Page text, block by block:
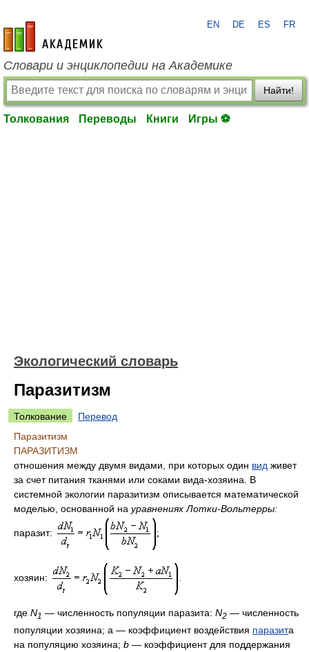
academic.ru
EN DE ES FR
Словари и энциклопедии на Академике
Найти!
Толкования Переводы Книги Игры ⚽
Экологический словарь
Паразитизм
Толкование
Перевод
Паразитизм
ПАРАЗИТИЗМ
отношения между двумя видами, при которых один вид живет
за счет питания тканями или соками вида-хозяина. В
системной экологии паразитизм описывается математической
моделью, основанной на уравнениях Лотки-Вольтерры:
паразит:
хозяин:
где N1 — численность популяции паразита: N2 — численность
популяции хозяина; a — коэффициент воздействия паразита
на популяцию хозяина; b — коэффициент для поддержания